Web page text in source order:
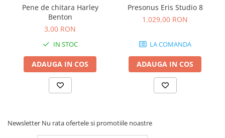
Tobe
Case-uri DJ
CD Playere DJ
Pene de chitara Harley
Benton
3,00 RON
IN STOC
ADAUGA IN COS
Presonus Eris Studio 8
1.029,00 RON
LA COMANDA
ADAUGA IN COS
Newsletter Nu rata ofertele si promotiile noastre